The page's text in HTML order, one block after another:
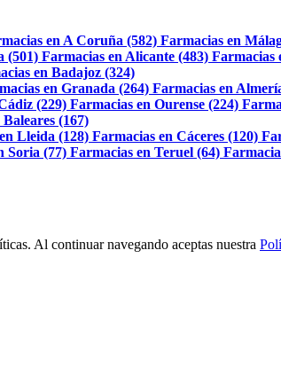
en A Coruña (582) Farmacias en
(501) Farmacias en Alicante (483) Farmacias
en Badajoz (324)
en Granada (264) Farmacias en
(229) Farmacias en Ourense (224)
(167)
Lleida (128) Farmacias en Cáceres (120)
Soria (77) Farmacias en Teruel (64)
Al continuar navegando aceptas nuestra